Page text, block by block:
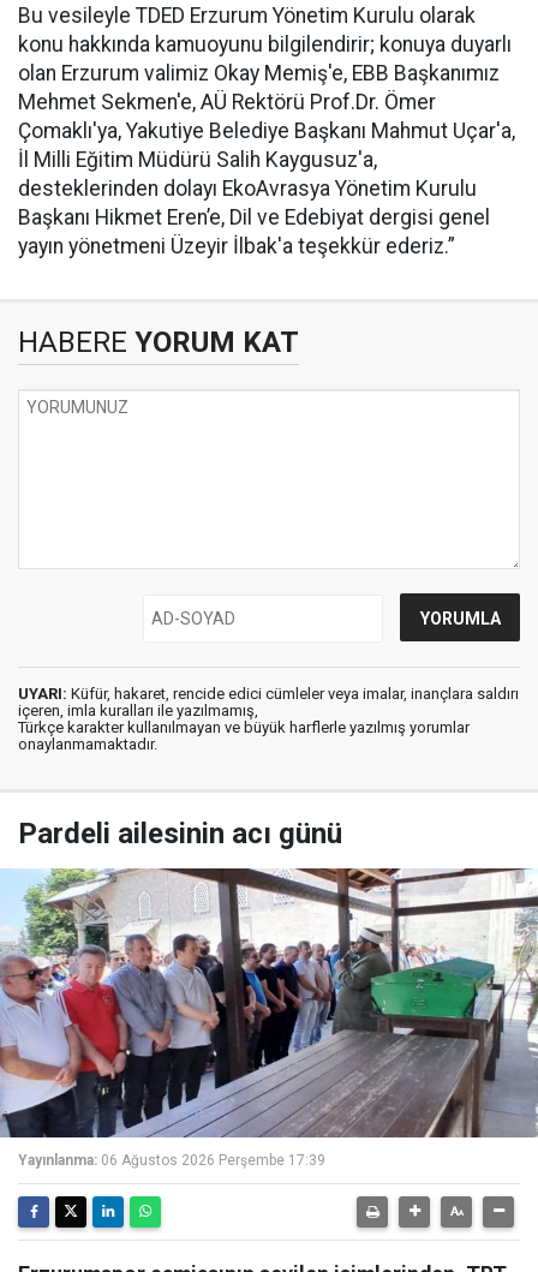
Bu vesileyle TDED Erzurum Yönetim Kurulu olarak
konu hakkında kamuoyunu bilgilendirir; konuya duyarlı
olan Erzurum valimiz Okay Memiş'e, EBB Başkanımız
Mehmet Sekmen'e, AÜ Rektörü Prof.Dr. Ömer
Çomaklı'ya, Yakutiye Belediye Başkanı Mahmut Uçar'a,
İl Milli Eğitim Müdürü Salih Kaygusuz'a,
desteklerinden dolayı EkoAvrasya Yönetim Kurulu
Başkanı Hikmet Eren’e, Dil ve Edebiyat dergisi genel
yayın yönetmeni Üzeyir İlbak'a teşekkür ederiz.”
HABERE YORUM KAT
UYARI: Küfür, hakaret, rencide edici cümleler veya imalar, inançlara saldırı
içeren, imla kuralları ile yazılmamış,
Türkçe karakter kullanılmayan ve büyük harflerle yazılmış yorumlar
onaylanmamaktadır.
Pardeli ailesinin acı günü
Yayınlanma: 06 Ağustos 2026 Perşembe 17:39